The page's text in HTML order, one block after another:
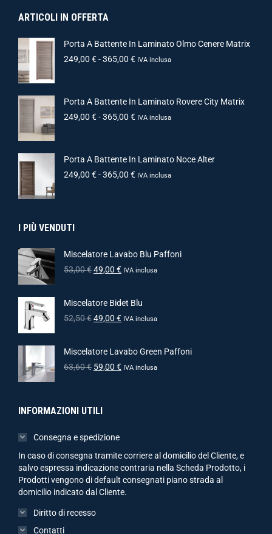
ARTICOLI IN OFFERTA
Porta A Battente In Laminato Olmo Cenere Matrix
249,00 €-365,00 € IVA inclusa
Porta A Battente In Laminato Rovere City Matrix
249,00 €-365,00 € IVA inclusa
Porta A Battente In Laminato Noce Alter
249,00 €-365,00 € IVA inclusa
I PIÙ VENDUTI
Miscelatore Lavabo Blu Paffoni
53,00€49,00 € IVA inclusa
Miscelatore Bidet Blu
52,50€49,00 € IVA inclusa
Miscelatore Lavabo Green Paffoni
63,60€ 59,00 € IVA inclusa
INFORMAZIONI UTILI
Consegna e spedizione
In caso di consegna tramite corriere al domicilio del Cliente, e
salvo espressa indicazione contraria nella Scheda Prodotto, i
Prodotti vengono di default consegnati piano strada al
domicilio indicato dal Cliente.
Diritto di recesso
Contatti